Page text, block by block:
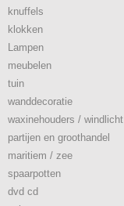
knuffels
klokken
Lampen
meubelen
tuin
wanddecoratie
waxinehouders / windlicht
partijen en groothandel
maritiem / zee
spaarpotten
dvd cd